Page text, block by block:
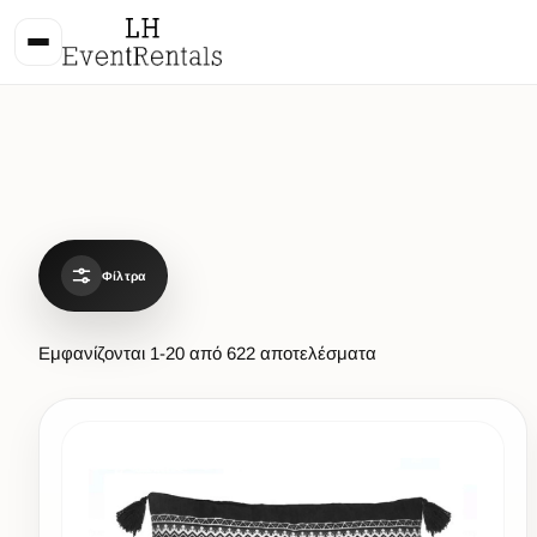
Φίλτρα
Εμφανίζονται 1-20 από 622 αποτελέσματα